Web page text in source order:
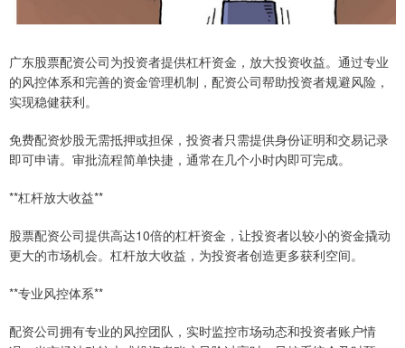
广东股票配资公司为投资者提供杠杆资金，放大投资收益。通过专业
的风控体系和完善的资金管理机制，配资公司帮助投资者规避风险，
实现稳健获利。
免费配资炒股无需抵押或担保，投资者只需提供身份证明和交易记录
即可申请。审批流程简单快捷，通常在几个小时内即可完成。
**杠杆放大收益**
股票配资公司提供高达10倍的杠杆资金，让投资者以较小的资金撬动
更大的市场机会。杠杆放大收益，为投资者创造更多获利空间。
**专业风控体系**
配资公司拥有专业的风控团队，实时监控市场动态和投资者账户情